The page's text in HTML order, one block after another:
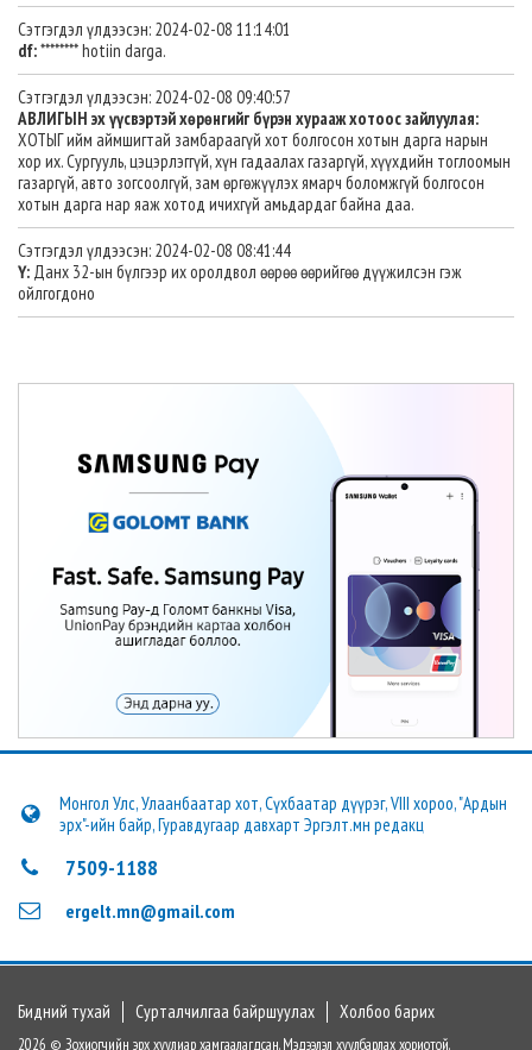
Сэтгэгдэл үлдээсэн: 2024-02-08 11:14:01
df:******** hotiin darga.
Сэтгэгдэл үлдээсэн: 2024-02-08 09:40:57
АВЛИГЫН эх үүсвэртэй хөрөнгийг бүрэн хурааж хотоос зайлуулая:
ХОТЫГ ийм аймшигтай замбараагүй хот болгосон хотын дарга нарын
хор их. Сургууль, цэцэрлэггүй, хүн гадаалах газаргүй, хүүхдийн тоглоомын
газаргүй, авто зогсоолгүй, зам өргөжүүлэх ямарч боломжгүй болгосон
хотын дарга нар яаж хотод ичихгүй амьдардаг байна даа.
Сэтгэгдэл үлдээсэн: 2024-02-08 08:41:44
Ү: Данх 32-ын бүлгээр их оролдвол өөрөө өөрийгөө дүүжилсэн гэж
ойлгогдоно
Монгол Улс, Улаанбаатар хот, Сүхбаатар дүүрэг, VIII хороо, "Ардын
эрх"-ийн байр, Гуравдугаар давхарт Эргэлт.мн редакц
7509-1188
ergelt.mn@gmail.com
Бидний тухай Сурталчилгаа байршуулах Холбоо барих
2026 © Зохиогчийн эрх хуулиар хамгаалагдсан. Мэдээлэл хуулбарлах хориотой.